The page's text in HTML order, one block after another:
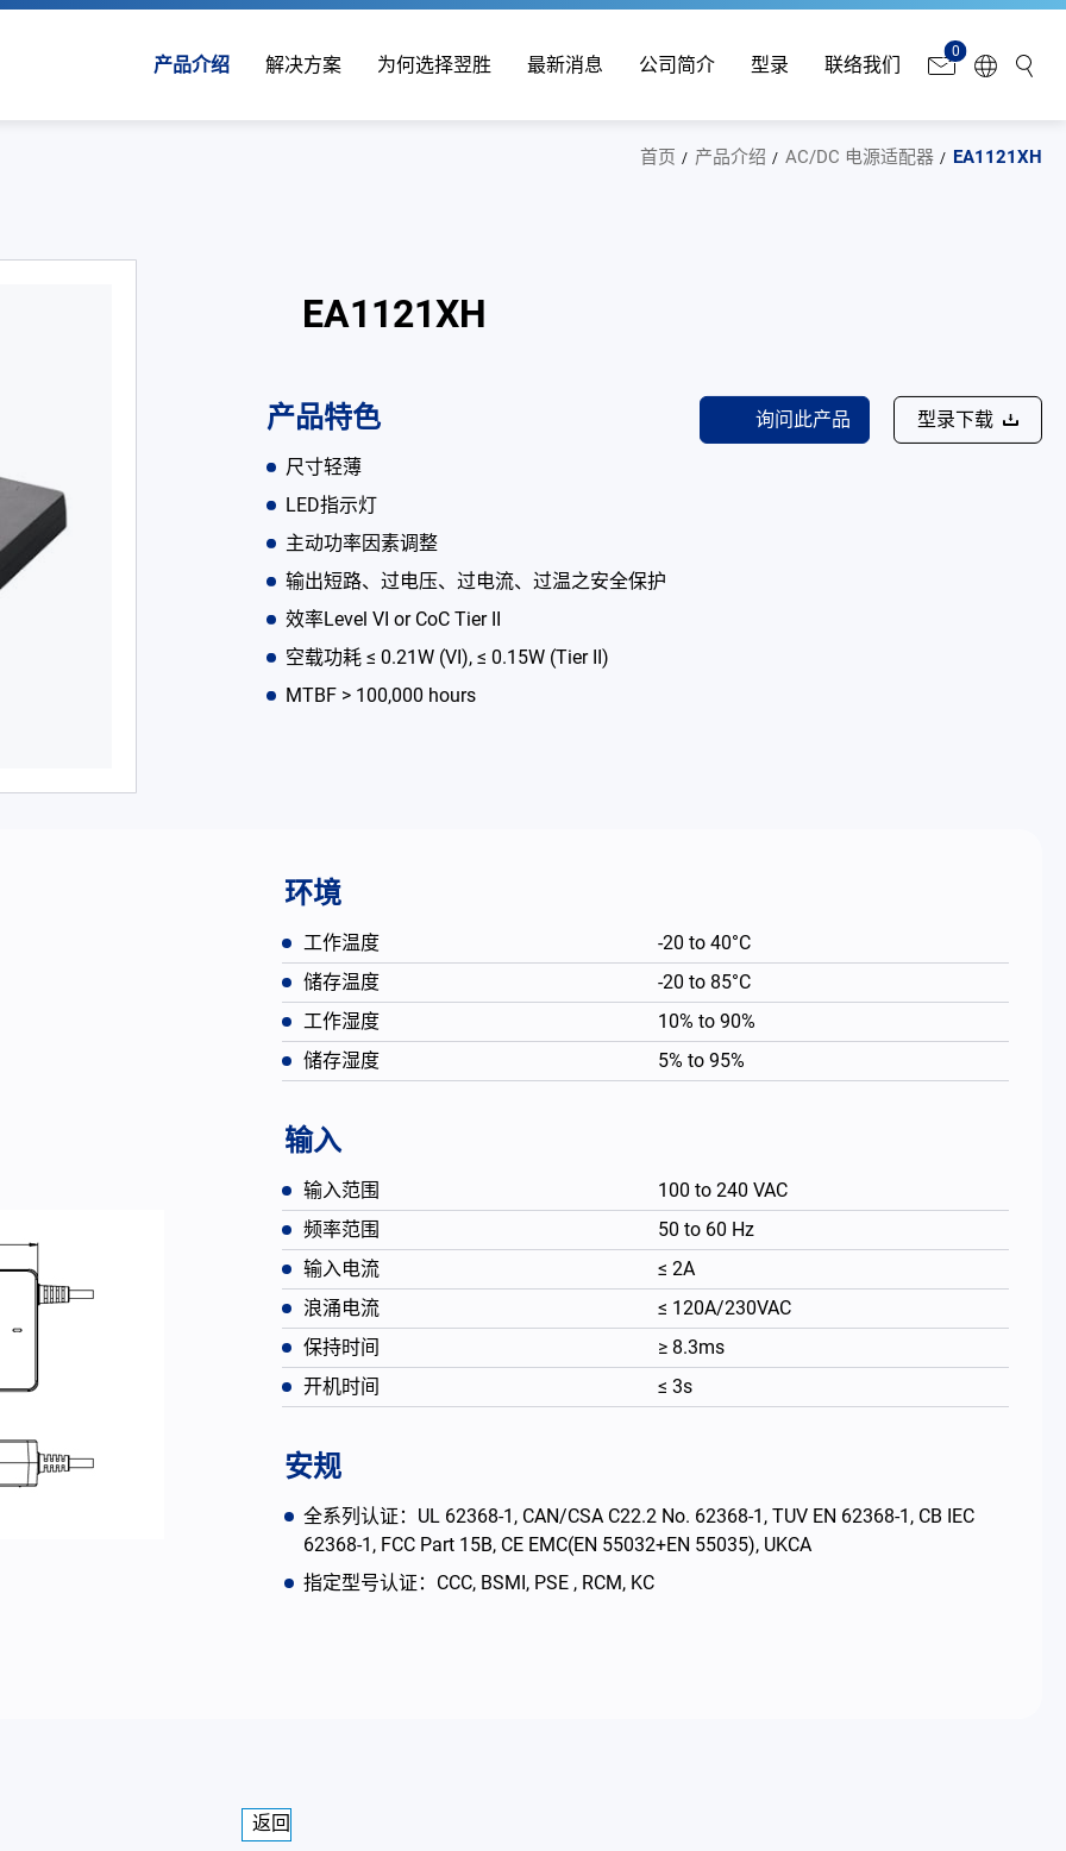
产品介绍 解决方案 为何选择翌胜 最新消息 公司简介 型录 联络我们
0
首页 产品介绍 AC/DC 电源适配器 EA1121XH
EA1121XH
产品特色
尺寸轻薄
LED指示灯
主动功率因素调整
输出短路、过电压、过电流、过温之安全保护
效率Level VI or CoC Tier II
空载功耗 ≤ 0.21W (VI), ≤ 0.15W (Tier II)
MTBF > 100,000 hours
询问此产品 型录下载
环境
工作温度
-20 to 40°C
储存温度
-20 to 85°C
工作湿度
10% to 90%
储存湿度
5% to 95%
输入
输入范围
100 to 240 VAC
频率范围
50 to 60 Hz
输入电流
≤ 2A
浪涌电流
≤ 120A/230VAC
保持时间
≥ 8.3ms
开机时间
≤ 3s
安规
全系列认证：UL 62368-1, CAN/CSA C22.2 No. 62368-1, TUV EN 62368-1, CB IEC
62368-1, FCC Part 15B, CE EMC(EN 55032+EN 55035), UKCA
指定型号认证：CCC, BSMI, PSE , RCM, KC
返回